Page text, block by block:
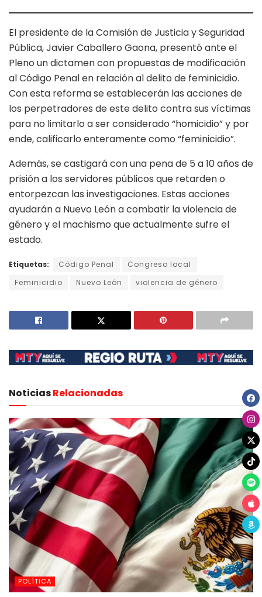
El presidente de la Comisión de Justicia y Seguridad
Pública, Javier Caballero Gaona, presentó ante el
Pleno un dictamen con propuestas de modificación
al Código Penal en relación al delito de feminicidio.
Con esta reforma se establecerán las acciones de
los perpetradores de este delito contra sus víctimas
para no limitarlo a ser considerado “homicidio” y por
ende, calificarlo enteramente como “feminicidio”.
Además, se castigará con una pena de 5 a 10 años de
prisión a los servidores públicos que retarden o
entorpezcan las investigaciones. Estas acciones
ayudarán a Nuevo León a combatir la violencia de
género y el machismo que actualmente sufre el
estado.
Etiquetas: Código Penal
Congreso local
Feminicidio
Nuevo León violencia de género
NoticiasRelacionadas
POLÍTICA